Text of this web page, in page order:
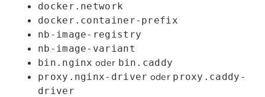
docker.network
docker.container-prefix
nb-image-registry
nb-image-variant
bin.nginx oder bin.caddy
proxy.nginx-driver oder proxy.caddy-
driver